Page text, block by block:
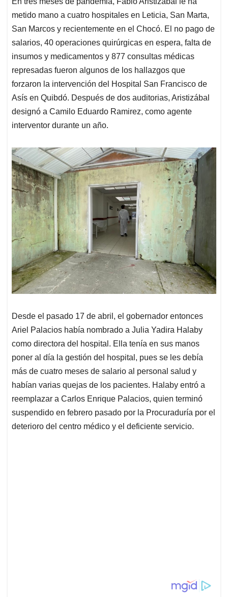
s
A
p
p
b
o
o
k
e
d
I
n
l
a
d
s
metido mano a cuatro hospitales en Leticia, San Marta,
San Marcos y recientemente en el Chocó. El no pago de
salarios, 40 operaciones quirúrgicas en espera, falta de
insumos y medicamentos y 877 consultas médicas
represadas fueron algunos de los hallazgos que
forzaron la intervención del Hospital San Francisco de
Asís en Quibdó. Después de dos auditorias, Aristizábal
designó a Camilo Eduardo Ramirez, como agente
interventor durante un año.
Desde el pasado 17 de abril, el gobernador entonces
Ariel Palacios había nombrado a Julia Yadira Halaby
como directora del hospital. Ella tenía en sus manos
poner al día la gestión del hospital, pues se les debía
más de cuatro meses de salario al personal salud y
habían varias quejas de los pacientes. Halaby entró a
reemplazar a Carlos Enrique Palacios, quien terminó
suspendido en febrero pasado por la Procuraduría por el
deterioro del centro médico y el deficiente servicio.